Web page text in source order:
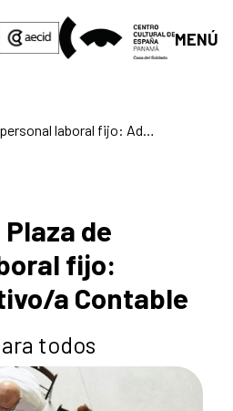
MENÚ
Plaza de
fijo:
a Contable
todos